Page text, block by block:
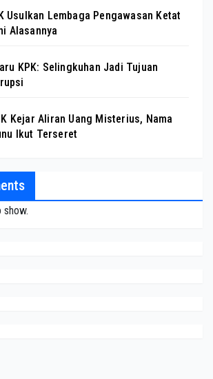
Usulkan Lembaga Pengawasan Ketat
Alasannya
KPK: Selingkuhan Jadi Tujuan
Kejar Aliran Uang Misterius, Nama
Ikut Terseret